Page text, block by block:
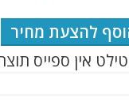
להצעת מחיר
אין ספייס